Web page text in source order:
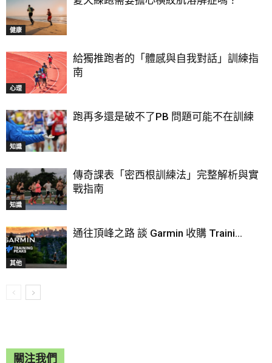
健康
心理
給獨推跑者的「體感與自我對話」訓練指
南
知識
跑再多還是破不了PB 問題可能不在訓練
知識
傳奇課表「密西根訓練法」完整解析與實
戰指南
其他
通往頂峰之路 談 Garmin 收購 Traini...
關注我們